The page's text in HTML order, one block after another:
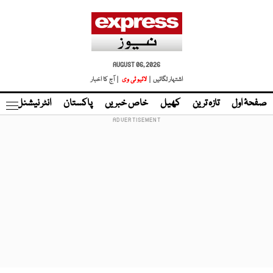
AUGUST 06, 2026
اشتہار لگائیں |
لائیو ٹی وی | آج کا اخبار
صفحۂ اول تازہ ترین کھیل خاص خبریں پاکستان انٹر نیشنل